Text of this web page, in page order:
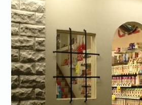
会社案内
お問い合わせ·資料請求